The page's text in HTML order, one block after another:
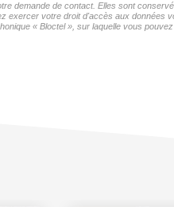
demande de contact. Elles sont
exercer votre droit d'accès aux données
« Bloctel », sur laquelle vous